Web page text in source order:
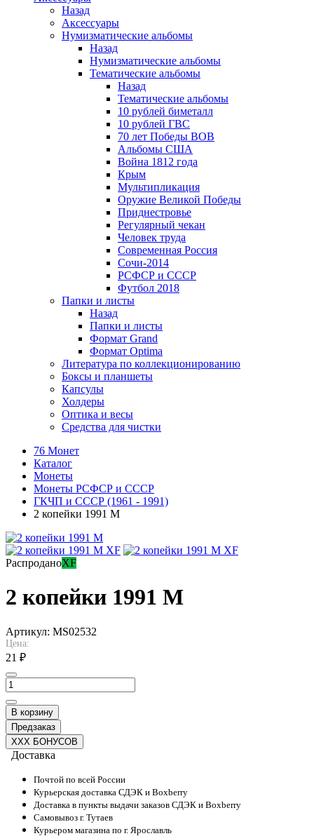
Назад
Аксессуары
Нумизматические альбомы
Назад
Нумизматические альбомы
Тематические альбомы
Назад
Тематические альбомы
10 рублей биметалл
10 рублей ГВС
70 лет Победы ВОВ
Альбомы США
Война 1812 года
Крым
Мультипликация
Оружие Великой Победы
Приднестровье
Регулярный чекан
Человек труда
Современная Россия
Сочи-2014
РСФСР и СССР
Футбол 2018
Папки и листы
Назад
Папки и листы
Формат Grand
Формат Optima
Литература по коллекционированию
Боксы и планшеты
Капсулы
Холдеры
Оптика и весы
Средства для чистки
76 Монет
Каталог
Монеты
Монеты РСФСР и СССР
ГКЧП и СССР (1961 - 1991)
2 копейки 1991 М
РаспроданоXF
2 копейки 1991 М
Артикул: MS02532
Цена:
21 ₽
В корзину
Предзаказ
XXX БОНУСОВ
Доставка
Почтой по всей России
Курьерская доставка СДЭК и Boxberry
Доставка в пункты выдачи заказов СДЭК и Boxberry
Самовывоз г. Тутаев
Курьером магазина по г. Ярославль